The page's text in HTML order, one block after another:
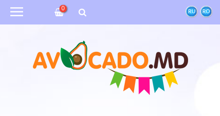
RU RO
0